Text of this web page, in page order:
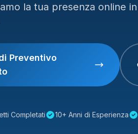
la tua presenza online
Preventivo
Completati 10+ Anni di Esperienza